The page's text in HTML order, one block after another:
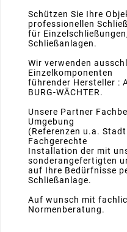
Schützen Sie Ihre
professionellen
für
Schließanlagen.
Wir verwenden
Einzelkomponenten
führender Hersteller :
BURG-WÄCHTER.
Unsere Partner
Umgebung
(Referenzen u.a.
Fachgerechte
Installation der mit
sonderangefertigten
auf Ihre Bedürfnisse
Schließanlage.
Auf wunsch mit
Normenberatung.